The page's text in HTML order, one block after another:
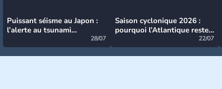
Puissant séisme au Japon :
l’alerte au tsunami
28/07
Saison cyclonique 2026 :
pourquoi l’Atlantique reste
22/07